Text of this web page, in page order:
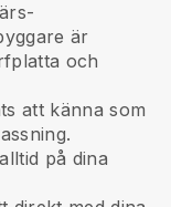
är
och
att känna som
på dina